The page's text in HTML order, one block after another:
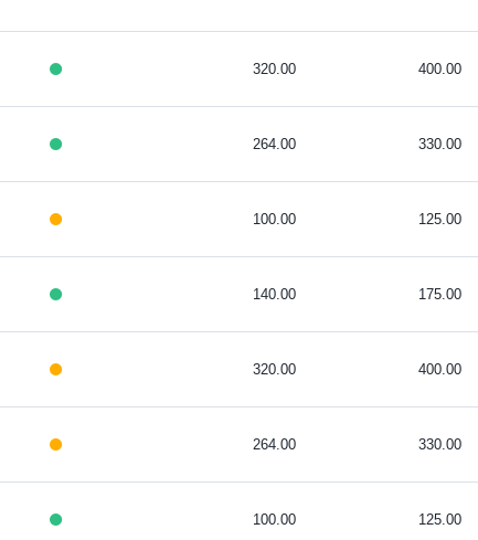
320.00 400.00
264.00 330.00
100.00 125.00
140.00 175.00
320.00 400.00
264.00 330.00
100.00 125.00